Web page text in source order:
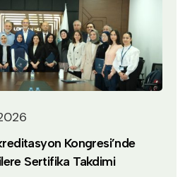
Sertifika Takdimi